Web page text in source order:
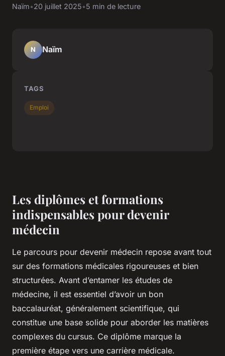
Naïm•20 juillet 2025•5 min de lecture
Les diplômes et formations
indispensables pour devenir
médecin
Le parcours pour devenir médecin repose avant tout
sur des formations médicales rigoureuses et bien
structurées. Avant d’entamer les études de
médecine, il est essentiel d’avoir un bon
baccalauréat, généralement scientifique, qui
constitue une base solide pour aborder les matières
complexes du cursus. Ce diplôme marque la
première étape vers une carrière médicale.
N Naïm
TAGS
Emploi